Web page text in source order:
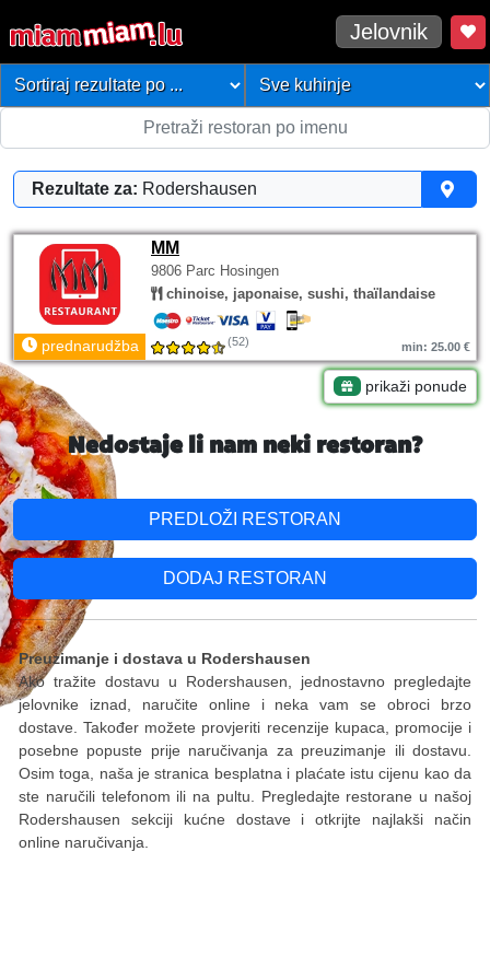
Jelovnik
Rezultate za: Rodershausen
MM
9806 Parc Hosingen
chinoise, japonaise, sushi, thaïlandaise
prednarudžba (52) min: 25.00 €
prikaži ponude
Nedostaje li nam neki restoran?
PREDLOŽI RESTORAN
DODAJ RESTORAN
Preuzimanje i dostava u Rodershausen
Ako tražite dostavu u Rodershausen, jednostavno pregledajte
jelovnike iznad, naručite online i neka vam se obroci brzo
dostave. Također možete provjeriti recenzije kupaca, promocije i
posebne popuste prije naručivanja za preuzimanje ili dostavu.
Osim toga, naša je stranica besplatna i plaćate istu cijenu kao da
ste naručili telefonom ili na pultu. Pregledajte restorane u našoj
Rodershausen sekciji kućne dostave i otkrijte najlakši način
online naručivanja.